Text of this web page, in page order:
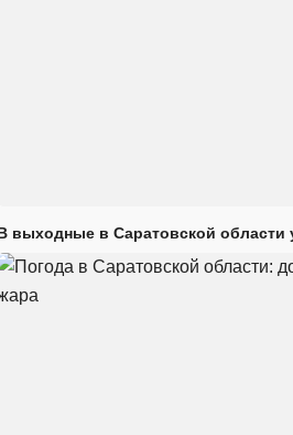
выходные в Саратовской области